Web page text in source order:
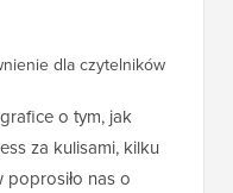
dla czytelników
o tym, jak
za kulisami, kilku
nas o